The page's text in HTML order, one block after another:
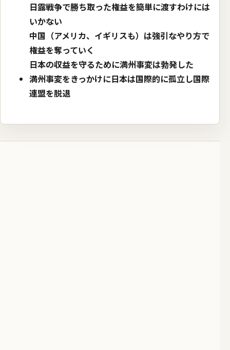
日露戦争で勝ち取った権益を簡単に渡すわけには
いかない
中国（アメリカ、イギリスも）は強引なやり方で
権益を奪っていく
日本の収益を守るために満州事変は勃発した
満州事変をきっかけに日本は国際的に孤立し国際
連盟を脱退